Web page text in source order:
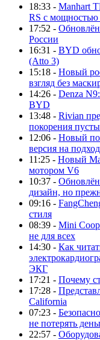
18:33 - Manhart
RS с мощностью
17:52 -
России
16:31 - BYD
(Atto 3)
15:18 - Новый
взгляд без
14:26 - Denza
BYD
13:48 - Rivian
покорения
12:06 - Новый
версия на
11:25 - Новый
мотором V6
10:37 -
дизайн, но
09:16 -
стиля
08:39 - Mini
не для всех
14:30 - Как
ЭКГ
17:21 - Почему
17:28 -
California
07:23 -
не потерять
22:57 -